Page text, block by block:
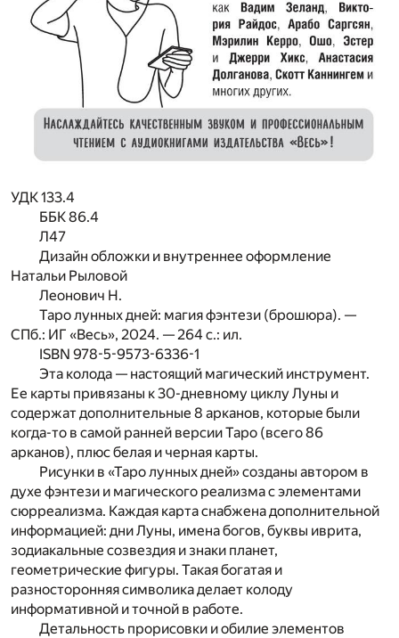
УДК 133.4
ББК 86.4
Л47
Дизайн обложки и внутреннее оформление
Натальи Рыловой
Леонович Н.
Таро лунных дней: магия фэнтези (брошюра). —
СПб.: ИГ «Весь», 2024. — 264 с.: ил.
ISBN 978-5-9573-6336-1
Эта колода — настоящий магический инструмент.
Ее карты привязаны к 30-дневному циклу Луны и
содержат дополнительные 8 арканов, которые были
когда-то в самой ранней версии Таро (всего 86
арканов), плюс белая и черная карты.
Рисунки в «Таро лунных дней» созданы автором в
духе фэнтези и магического реализма с элементами
сюрреализма. Каждая карта снабжена дополнительной
информацией: дни Луны, имена богов, буквы иврита,
зодиакальные созвездия и знаки планет,
геометрические фигуры. Такая богатая и
разносторонняя символика делает колоду
информативной и точной в работе.
Детальность прорисовки и обилие элементов